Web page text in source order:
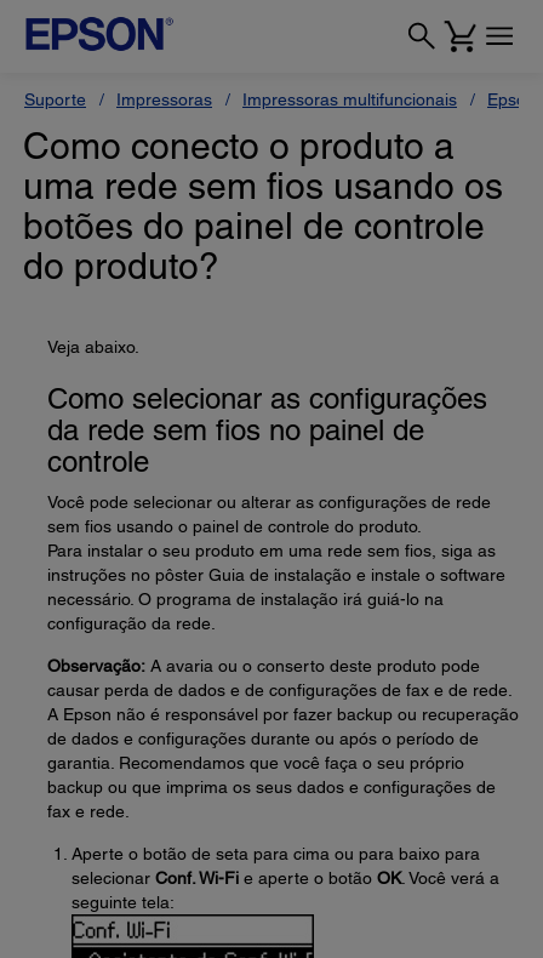
Suporte Impressoras Impressoras multifuncionais Epson
Como conecto o produto a
uma rede sem fios usando os
botões do painel de controle
do produto?
Veja abaixo.
Como selecionar as configurações
da rede sem fios no painel de
controle
Você pode selecionar ou alterar as configurações de rede
sem fios usando o painel de controle do produto.
Para instalar o seu produto em uma rede sem fios, siga as
instruções no pôster Guia de instalação e instale o software
necessário. O programa de instalação irá guiá-lo na
configuração da rede.
Observação: A avaria ou o conserto deste produto pode
causar perda de dados e de configurações de fax e de rede.
A Epson não é responsável por fazer backup ou recuperação
de dados e configurações durante ou após o período de
garantia. Recomendamos que você faça o seu próprio
backup ou que imprima os seus dados e configurações de
fax e rede.
Aperte o botão de seta para cima ou para baixo para
selecionar Conf. Wi-Fi e aperte o botão OK. Você verá a
seguinte tela: